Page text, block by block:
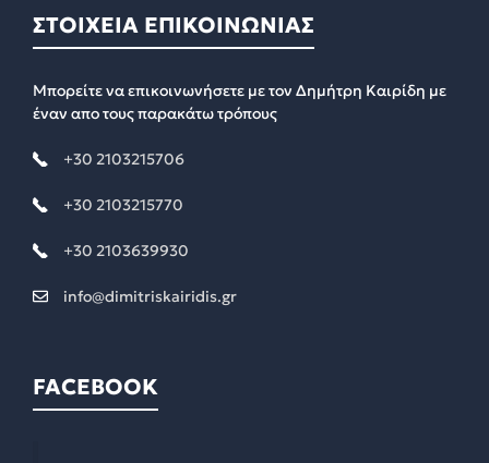
ΣΤΟΙΧΕΙΑ ΕΠΙΚΟΙΝΩΝΙΑΣ
Μπορείτε να επικοινωνήσετε με τον Δημήτρη Καιρίδη με
έναν απο τους παρακάτω τρόπους
+30 2103215706
+30 2103215770
+30 2103639930
info@dimitriskairidis.gr
FACEBOOK